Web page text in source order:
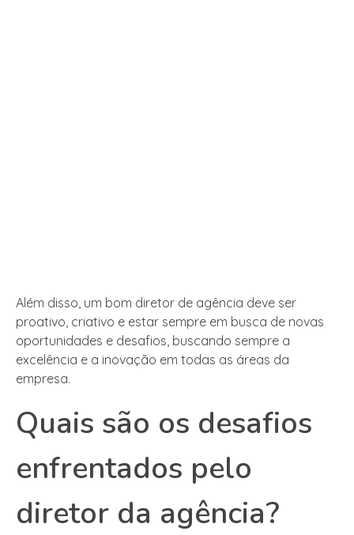
Além disso, um bom diretor de agência deve ser
proativo, criativo e estar sempre em busca de novas
oportunidades e desafios, buscando sempre a
excelência e a inovação em todas as áreas da
empresa.
Quais são os desafios
enfrentados pelo
diretor da agência?